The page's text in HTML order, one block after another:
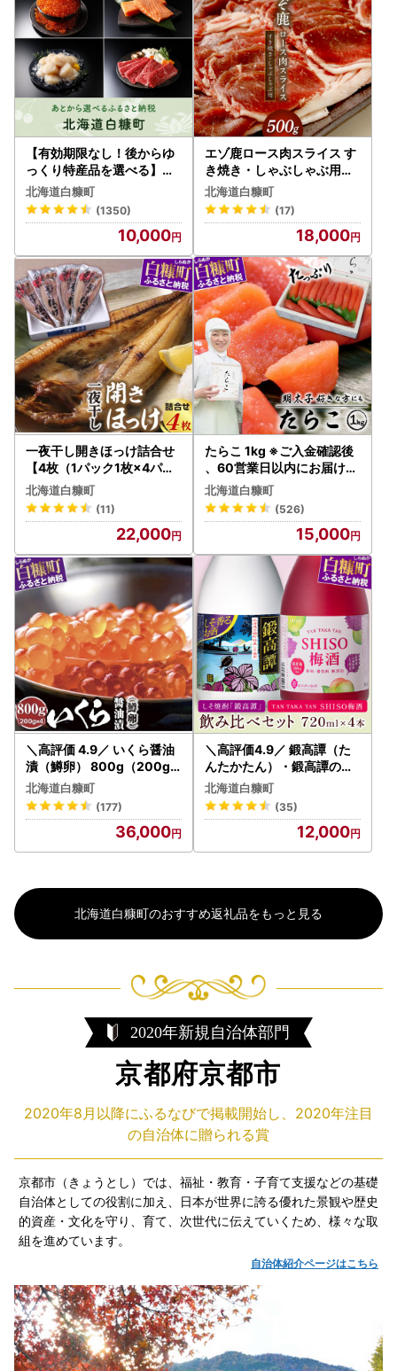
【有効期限なし！後からゆ
っくり特産品を選べる】北
海道白糠町カタログポイン
ト
北海道白糠町
(1350)
10,000
エゾ鹿ロース肉スライス す
き焼き・しゃぶしゃぶ用【
500g】_I018-0424
北海道白糠町
(17)
18,000
一夜干し開きほっけ詰合せ
【4枚（1パック1枚×4パッ
ク）】_I022-0518
北海道白糠町
(11)
22,000
たらこ 1kg ※ご入金確認後
、60営業日以内にお届け※
_K015-0258-60DAYS
北海道白糠町
(526)
15,000
＼高評価 4.9／ いくら醤油
漬（鱒卵） 800g（200g×
2パック×2箱）_K036-09
79
北海道白糠町
(177)
36,000
＼高評価4.9／ 鍛高譚（た
んたかたん）・鍛高譚の梅
酒[720ml]【4本セット】_I
012-0035
北海道白糠町
(35)
12,000
北海道白糠町のおすすめ返礼品をもっと見る
2020年新規自治体部門
京都府京都市
2020年8月以降にふるなびで掲載開始し、2020年注目
の自治体に贈られる賞
京都市（きょうとし）では、福祉・教育・子育て支援などの基礎
自治体としての役割に加え、日本が世界に誇る優れた景観や歴史
的資産・文化を守り、育て、次世代に伝えていくため、様々な取
組を進めています。
自治体紹介ページはこちら